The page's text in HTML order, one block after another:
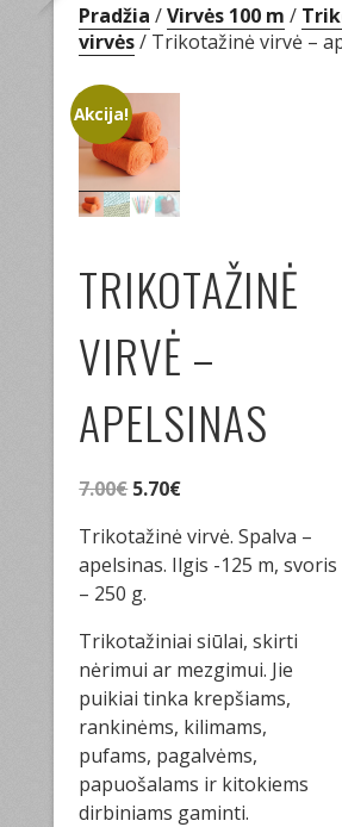
Pradžia /Virvės 100 m /
virvės/ Trikotažinė virvė –
Akcija!
TRIKOTAŽINĖ
VIRVĖ –
APELSINAS
7.00€ Original
was:
7.00€.
5.70€Current
is:
5.70€.
Trikotažinė virvė. Spalva –
apelsinas. Ilgis -125 m, svoris
– 250 g.
Trikotažiniai siūlai, skirti
nėrimui ar mezgimui. Jie
puikiai tinka krepšiams,
rankinėms, kilimams,
pufams, pagalvėms,
papuošalams ir kitokiems
dirbiniams gaminti.